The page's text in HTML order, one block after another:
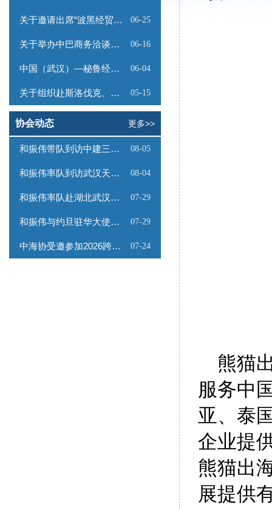
关于邀请出席“波黑经贸投资推介会”的函 06-25
关于举办中巴商务洽谈会的通知 06-16
中国（武汉）—秘鲁经贸合作推介会邀请函 06-04
关于组织赴斯洛伐克、奥地利商务考察的函 05-15
协会动态 更多>>
和振伟带队到访中建三局数字工程有限公司 08-05
和振伟率队到访武汉天源集团 08-04
和振伟率队赴湖北武汉调研 07-29
和振伟与约旦驻华大使会谈 07-29
中海协受邀参加2026跨境能源矿产出海专题路演会 07-24
熊猫
服务中
亚、泰
企业提
熊猫出
展提供